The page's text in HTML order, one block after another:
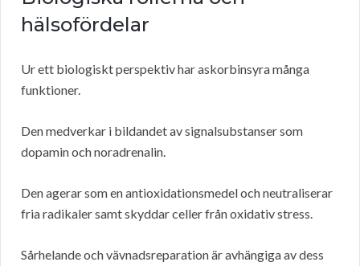
hälsofördelar
Ur ett biologiskt perspektiv har askorbinsyra många
funktioner.
Den medverkar i bildandet av signalsubstanser som
dopamin och noradrenalin.
Den agerar som en antioxidationsmedel och neutraliserar
fria radikaler samt skyddar celler från oxidativ stress.
Sårhelande och vävnadsreparation är avhängiga av dess